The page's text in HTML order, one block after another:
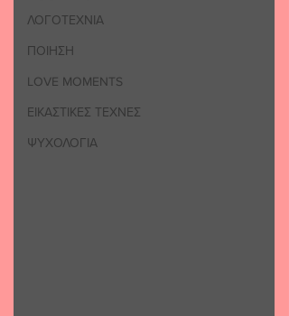
ΛΟΓΟΤΕΧΝΙΑ
ΠΟΙΗΣΗ
LOVE MOMENTS
ΕΙΚΑΣΤΙΚΕΣ ΤΕΧΝΕΣ
ΨΥΧΟΛΟΓΙΑ